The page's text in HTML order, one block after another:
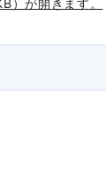
）が開きます。